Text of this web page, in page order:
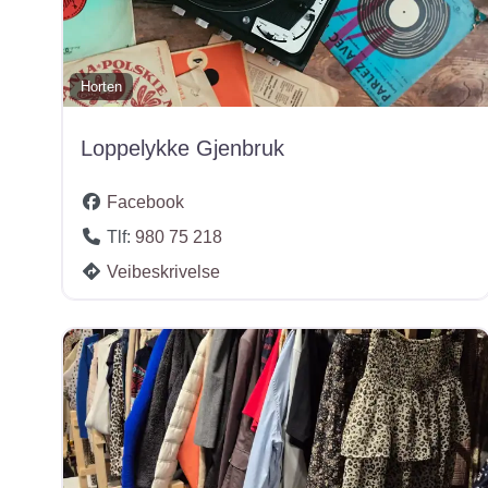
Horten
Loppelykke Gjenbruk
Facebook
Tlf: 980 75 218
Veibeskrivelse